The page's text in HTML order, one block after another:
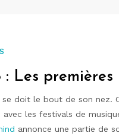
Les premières
doit le bout de son nez.
les festivals de
annonce une partie de